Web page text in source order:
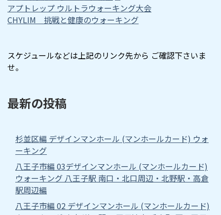
アプトレップ ウルトラウォーキング大会
CHYLIM 挑戦と健康のウォーキング
スケジュールなどは上記のリンク先から ご確認下さいま
せ。
最新の投稿
杉並区編 デザインマンホール (マンホールカード) ウォ
ーキング
八王子市編 03デザインマンホール (マンホールカード)
ウォーキング 八王子駅 南口・北口周辺・北野駅・高倉
駅周辺編
八王子市編 02 デザインマンホール (マンホールカード)